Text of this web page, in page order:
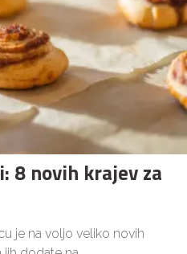
8 novih krajev za
je na voljo veliko novih